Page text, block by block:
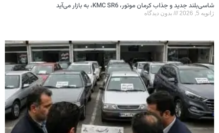
شاسی‌بلند جدید و جذاب کرمان موتور، KMC SR6، به بازار می‌آید
ژانویه 5, 2026 بدون دیدگاه